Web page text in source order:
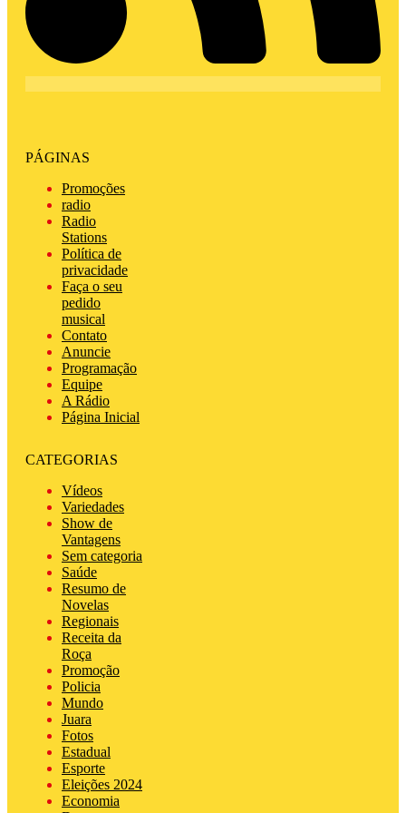
PÁGINAS
Promoções
radio
Radio
Stations
Política de
privacidade
Faça o seu
pedido
musical
Contato
Anuncie
Programação
Equipe
A Rádio
Página Inicial
CATEGORIAS
Vídeos
Variedades
Show de
Vantagens
Sem categoria
Saúde
Resumo de
Novelas
Regionais
Receita da
Roça
Promoção
Policia
Mundo
Juara
Fotos
Estadual
Esporte
Eleições 2024
Economia